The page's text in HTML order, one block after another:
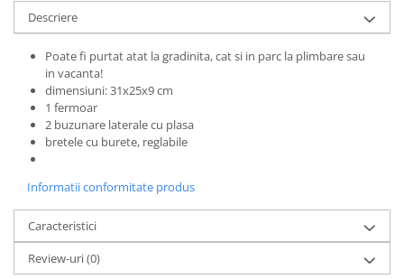
Carti erotice
Carti pentru Adolescenti, Young
Adult
Crime, Thriller, Mistery
Literatura Romana
Literatura Universala
Poezie
Romane de dragoste, Carti
romantice
Senzatii/Dragoste
Senzatii/Erotic
Descriere
Poate fi purtat atat la gradinita, cat si in parc la plimbare sau
in vacanta!
dimensiuni: 31x25x9 cm
1 fermoar
2 buzunare laterale cu plasa
bretele cu burete, reglabile
Informatii conformitate produs
Caracteristici
Review-uri(0)